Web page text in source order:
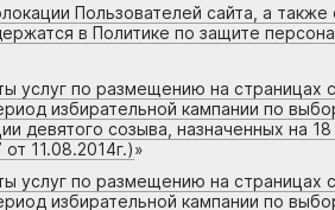
Пользователей сайта, а
в Политике по защите
услуг по размещению на страницах
избирательной кампании по
девятого созыва, назначенных на
11.08.2014г.)»
услуг по размещению на страницах
избирательной кампании по